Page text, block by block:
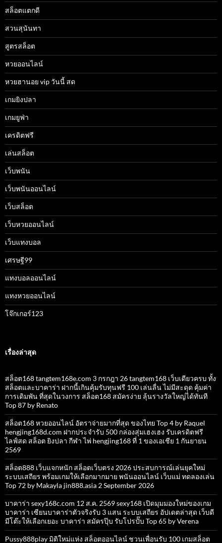
สล็อตแตกดี
สวนสุนันทา
สูตรสล็อต
หวยออนไลน์
หวยฮานอย vip วันนี้ สด
เกมยิงปลา
เกมยูฟ่า
เครดิตฟรี
เล่นสล็อต
เว็บพนัน
เว็บพนันออนไลน์
เว็บสล็อต
เว็บหวยออนไลน์
เว็บแทงบอล
เศรษฐี99
แทงบอลออนไลน์
แทงหวยออนไลน์
โจ๊กเกอร์123
เรื่องล่าสุด
สล็อต168 tangtem168e.com 3 กรกฎา 26 tangtem168 เว็บเดียวครบ ทั้ง
สล็อตและบาคาร่า ฝากนี้เกินคุ้มรับทุนฟรี 100 เล่นลื่น ไม่มีสะดุด คุ้มค่า
การเดิมพัน ที่สุดในวงการ สล็อต168 สมัครง่าย ลุ้นรางวัลใหญ่ได้ทันที
Top 87 by Renato
สล็อต168 หวยออนไลน์ อัตราจ่ายมากที่สุด ของไทย Top 4 by Raquel
hengjing168d.com ฝากประจำรับ 500 กล่องสุ่มเฮงเฮง รับเครดิตฟรี
ไลฟ์สด สล็อต ยิงปลา กีฬา ไพ่ hengjing168 ที่ 1 ของเอเชีย 1 กันยายน
2569
สล็อต888 เว็บแจกหนัก สล็อตเว็บตรง 2026 ประสบการณ์เล่นยุคใหม่
ระบบเสถียร พร้อมเกมให้เลือกมากมาย พนันออนไลน์ เว็บแม่ ทดลองเล่น
Top 72 by Makayla jin888.asia 2 September 2026
บาคาร่า sexy168c.com 12 ส.ค. 2569 sexy168 เปิดมุมมองใหม่ของเกม
บาคาร่า เซียนบาคาร่าตัวจริงรับ 3 แสน ระบบเสถียร อัปเดตล่าสุด เว็บดี
มีโต๊ะให้เลือกเยอะ บาคาร่า สมัครปุ๊บ รับโปรปั๊บ Top 65 by Verena
Pussy888play มิติใหม่แห่ง สล็อตออนไลน์ ชวนเพื่อนรับ 100 เกมสล็อต